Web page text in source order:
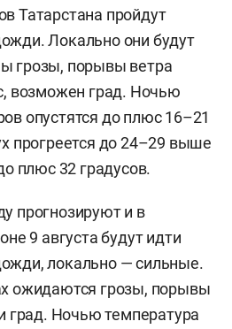
Татарстана пройдут
Локально они будут
грозы, порывы ветра
возможен град. Ночью
опустятся до плюс 16–21
прогреется до 24–29 выше
плюс 32 градусов.
прогнозируют и в
9 августа будут идти
локально — сильные.
ожидаются грозы, порывы
град. Ночью температура